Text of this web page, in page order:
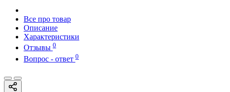
Все про товар
Описание
Характеристики
Отзывы 0
Вопрос - ответ 0